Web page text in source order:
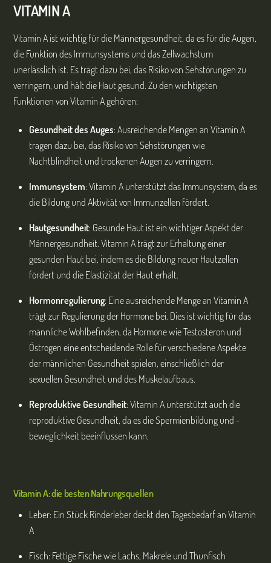
VITAMIN A
Vitamin A ist wichtig für die Männergesundheit, da es für die Augen,
die Funktion des Immunsystems und das Zellwachstum
unerlässlich ist. Es trägt dazu bei, das Risiko von Sehstörungen zu
verringern, und hält die Haut gesund. Zu den wichtigsten
Funktionen von Vitamin A gehören:
Gesundheit des Auges: Ausreichende Mengen an Vitamin A
tragen dazu bei, das Risiko von Sehstörungen wie
Nachtblindheit und trockenen Augen zu verringern.
Immunsystem: Vitamin A unterstützt das Immunsystem, da es
die Bildung und Aktivität von Immunzellen fördert.
Hautgesundheit: Gesunde Haut ist ein wichtiger Aspekt der
Männergesundheit. Vitamin A trägt zur Erhaltung einer
gesunden Haut bei, indem es die Bildung neuer Hautzellen
fördert und die Elastizität der Haut erhält.
Hormonregulierung: Eine ausreichende Menge an Vitamin A
trägt zur Regulierung der Hormone bei. Dies ist wichtig für das
männliche Wohlbefinden, da Hormone wie Testosteron und
Östrogen eine entscheidende Rolle für verschiedene Aspekte
der männlichen Gesundheit spielen, einschließlich der
sexuellen Gesundheit und des Muskelaufbaus.
Reproduktive Gesundheit: Vitamin A unterstützt auch die
reproduktive Gesundheit, da es die Spermienbildung und -
beweglichkeit beeinflussen kann.
Vitamin A: die besten Nahrungsquellen
Leber: Ein Stück Rinderleber deckt den Tagesbedarf an Vitamin
A
Fisch: Fettige Fische wie Lachs, Makrele und Thunfisch